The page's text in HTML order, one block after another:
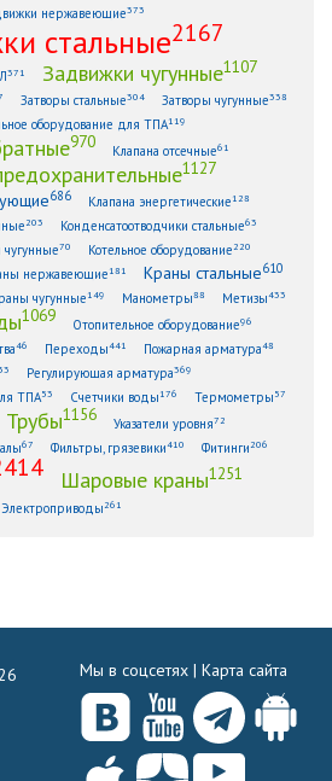
нержавеющие373
стальные2167
371 Задвижки чугунные1107
Затворы стальные304 Затворы чугунные338
оборудование для ТПА119
970 Клапана отсечные61
1127
686 Клапана энергетические128
203 Конденсатоотводчики стальные63
чугунные70 Котельное оборудование 220
нержавеющие181 Краны стальные610
чугунные149 Манометры88 Метизы433
1069 Отопительное оборудование96
46 Переходы441 Пожарная арматура48
Регулирующая арматура369
ТПА53 Счетчики воды176 Термометры 57
Трубы1156 Указатели уровня72
67 Фильтры, грязевики410 Фитинги 206
Шаровые краны1251
Электроприводы 261
Мы в соцсетях | Карта сайта